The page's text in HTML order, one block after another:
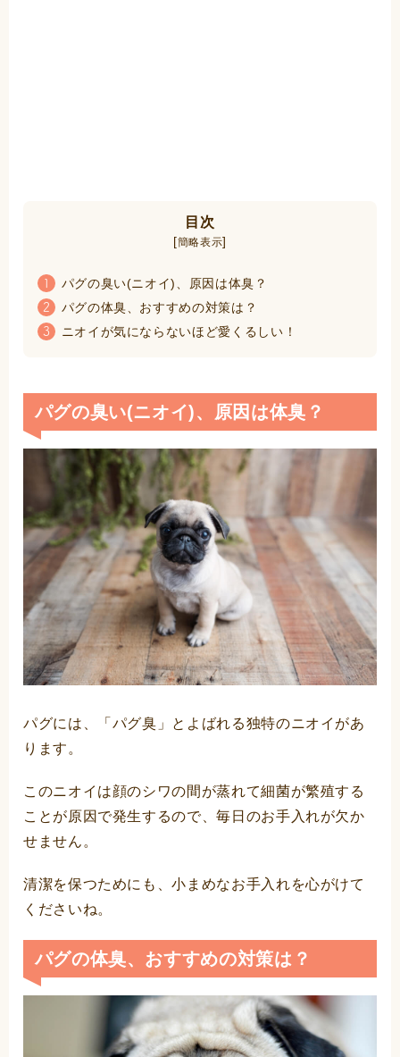
目次
[簡略表示]
1 パグの臭い(ニオイ)、原因は体臭？
2 パグの体臭、おすすめの対策は？
3 ニオイが気にならないほど愛くるしい！
パグの臭い(ニオイ)、原因は体臭？
パグには、「パグ臭」とよばれる独特のニオイがあ
ります。
このニオイは顔のシワの間が蒸れて細菌が繁殖する
ことが原因で発生するので、毎日のお手入れが欠か
せません。
清潔を保つためにも、小まめなお手入れを心がけて
くださいね。
パグの体臭、おすすめの対策は？